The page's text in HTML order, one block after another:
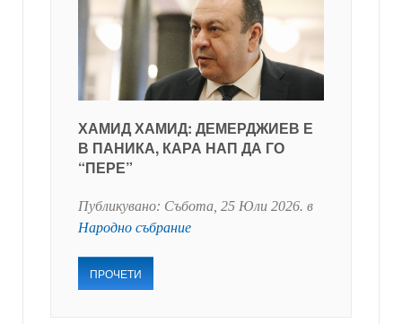
ХАМИД ХАМИД: ДЕМЕРДЖИЕВ Е
В ПАНИКА, КАРА НАП ДА ГО
“ПЕРЕ”
Публикувано: Събота, 25 Юли 2026. в
Народно събрание
ПРОЧЕТИ